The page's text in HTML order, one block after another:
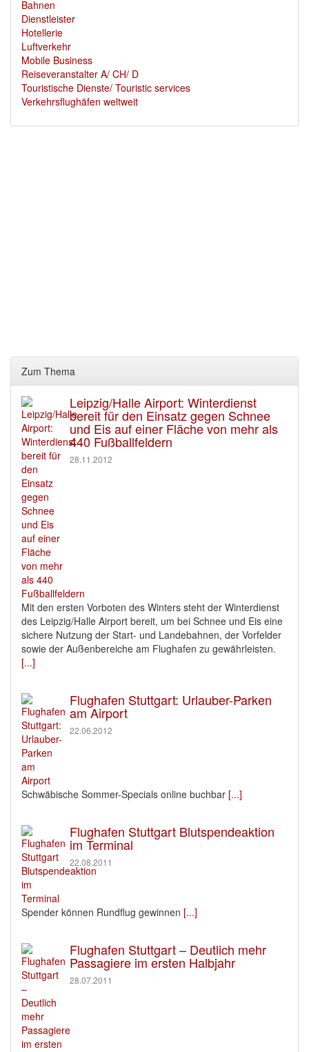
Bahnen
Dienstleister
Hotellerie
Luftverkehr
Mobile Business
Reiseveranstalter A/ CH/ D
Touristische Dienste/ Touristic services
Verkehrsflughäfen weltweit
Zum Thema
Leipzig/Halle Airport: Winterdienst
bereit für den Einsatz gegen Schnee
und Eis auf einer Fläche von mehr als
440 Fußballfeldern
28.11.2012
Mit den ersten Vorboten des Winters steht der Winterdienst
des Leipzig/Halle Airport bereit, um bei Schnee und Eis eine
sichere Nutzung der Start- und Landebahnen, der Vorfelder
sowie der Außenbereiche am Flughafen zu gewährleisten.
[...]
Flughafen Stuttgart: Urlauber-Parken
am Airport
22.06.2012
Schwäbische Sommer-Specials online buchbar [...]
Flughafen Stuttgart Blutspendeaktion
im Terminal
22.08.2011
Spender können Rundflug gewinnen [...]
Flughafen Stuttgart – Deutlich mehr
Passagiere im ersten Halbjahr
28.07.2011